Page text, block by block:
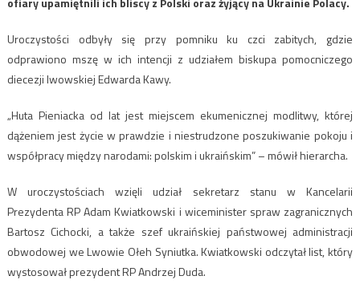
Uroczystości odbyły się przy pomniku ku czci zabitych, gdzie
odprawiono mszę w ich intencji z udziałem biskupa pomocniczego
diecezji lwowskiej Edwarda Kawy.
„Huta Pieniacka od lat jest miejscem ekumenicznej modlitwy, której
dążeniem jest życie w prawdzie i niestrudzone poszukiwanie pokoju i
współpracy między narodami: polskim i ukraińskim” – mówił hierarcha.
W uroczystościach wzięli udział sekretarz stanu w Kancelarii
Prezydenta RP Adam Kwiatkowski i wiceminister spraw zagranicznych
Bartosz Cichocki, a także szef ukraińskiej państwowej administracji
obwodowej we Lwowie Ołeh Syniutka. Kwiatkowski odczytał list, który
wystosował prezydent RP Andrzej Duda.